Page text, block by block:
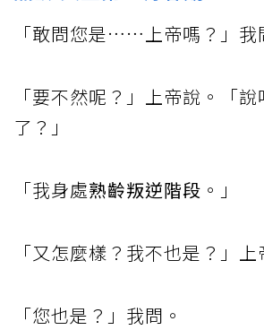
「敢問您是……上帝嗎？」我
「要不然呢？」上帝說。「
了？」
「我身處熟齡叛逆階段 。」
「又怎麼樣？我不也是？」上
「您也是？」我問。